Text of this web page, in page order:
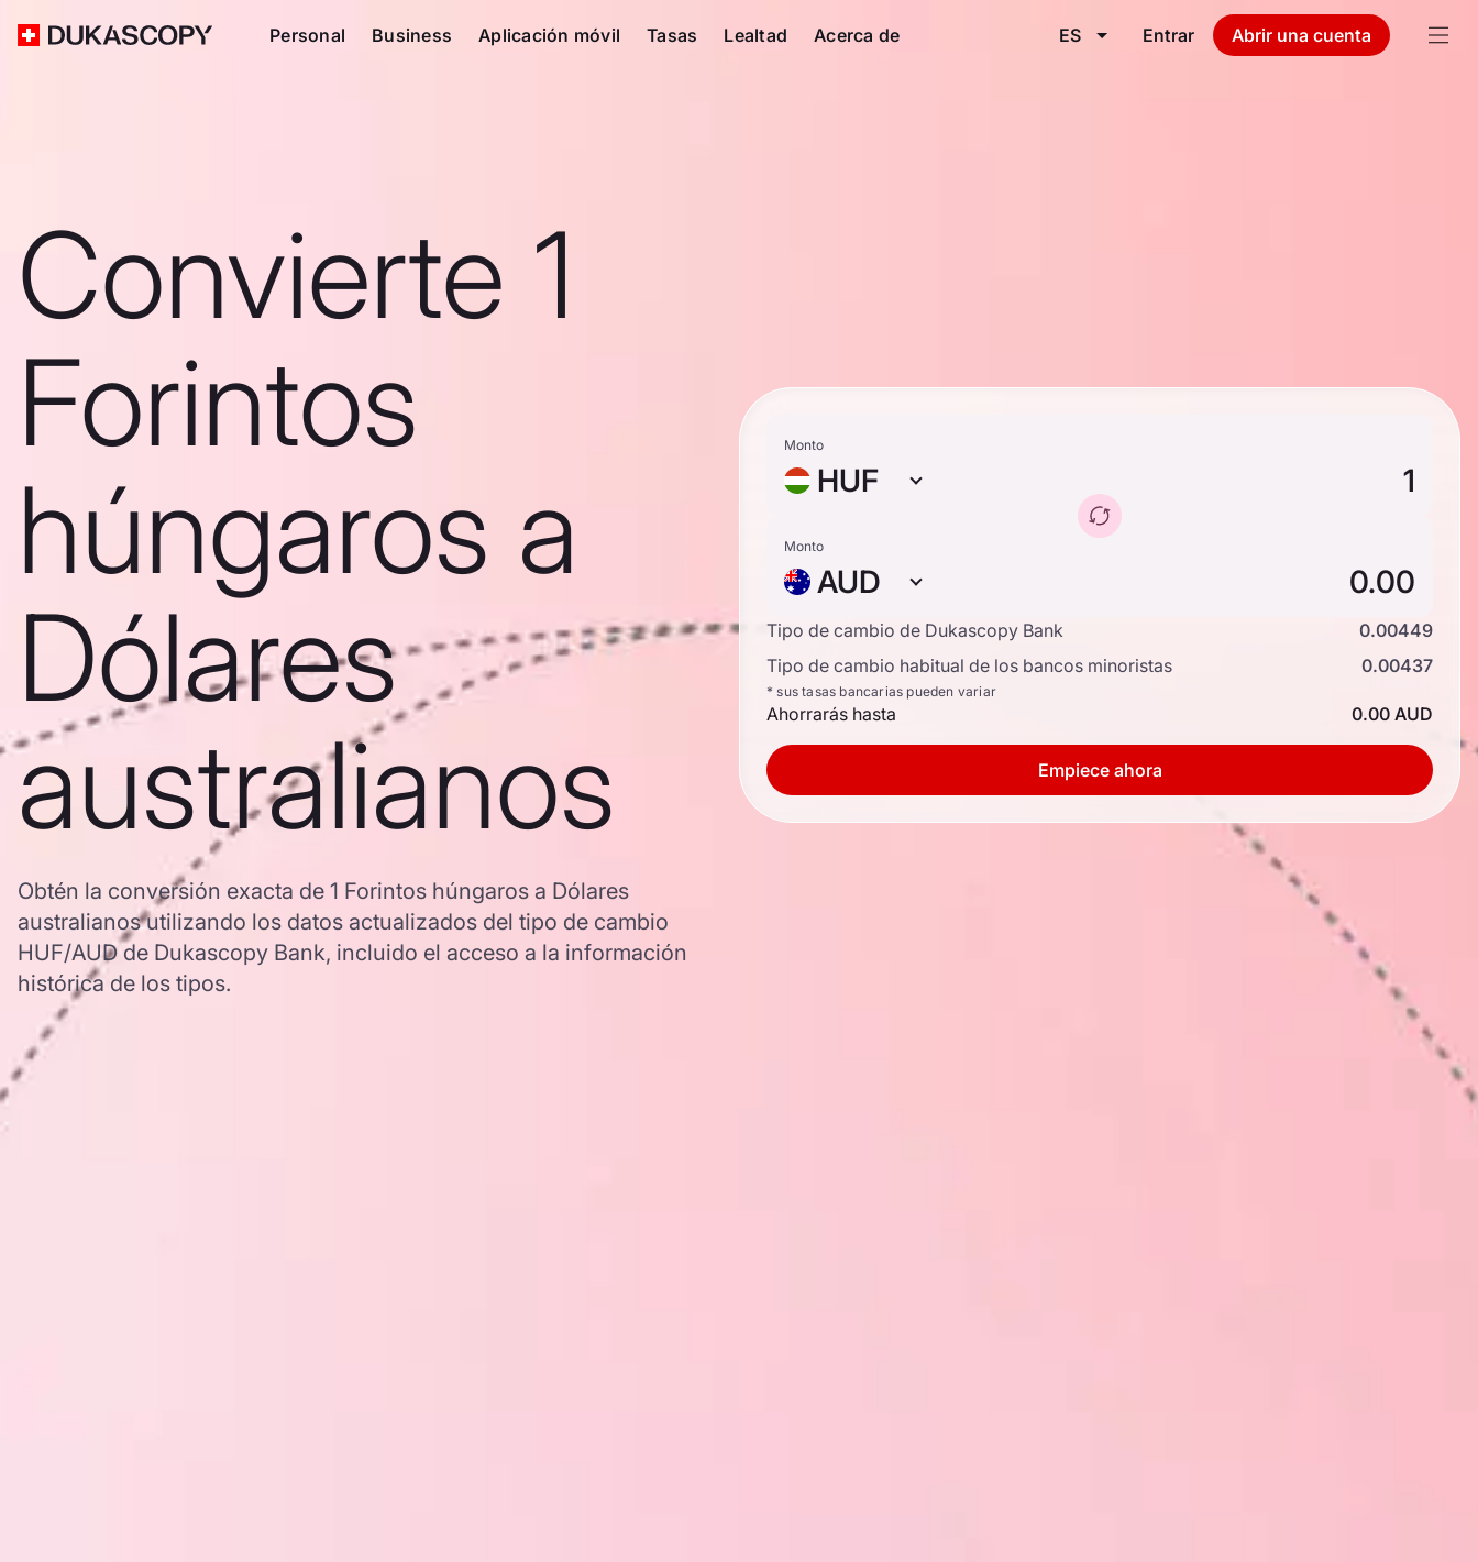
Personal Business Aplicación móvil Tasas Lealtad Acerca de ES Entrar Abrir una cuenta
Convierte 1
Forintos
húngaros a
Dólares
australianos
Obtén la conversión exacta de 1 Forintos húngaros a Dólares
australianos utilizando los datos actualizados del tipo de cambio
HUF/AUD de Dukascopy Bank, incluido el acceso a la información
histórica de los tipos.
Monto
HUF
Monto
AUD
Tipo de cambio de Dukascopy Bank
0.00449
Tipo de cambio habitual de los bancos minoristas
0.00437
* sus tasas bancarias pueden variar
Ahorrarás hasta 0.00 AUD
Empiece ahora